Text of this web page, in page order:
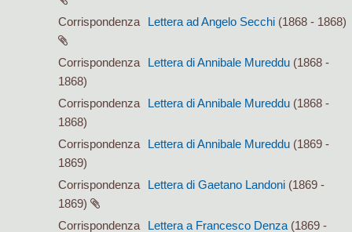
Corrispondenza Lettera ad Angelo Secchi (1868 - 1868)
Corrispondenza Lettera di Annibale Mureddu (1868 -
1868)
Corrispondenza
Lettera di Annibale Mureddu (1868 -
1868)
Corrispondenza
Lettera di Annibale Mureddu (1869 -
1869)
Corrispondenza
Lettera di Gaetano Landoni (1869 -
1869)
Corrispondenza
Lettera a Francesco Denza (1869 -